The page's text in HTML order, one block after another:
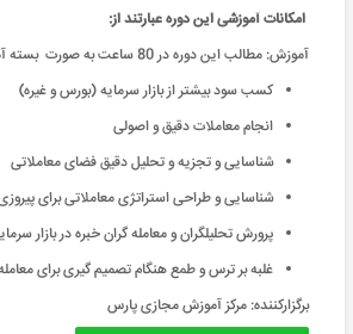
امکانات آموزشی این دوره عبارتند از:
آموزش: مطالب این دوره در 80 ساعت به صورت بسته آموزشی ارائه می گردد
کسب سود بیشتر از بازار سرمایه (بورس و غیره)
انجام معاملات دقیق و اصولی
شناسایی و تجزیه و تحلیل دقیق فضای معاملاتی
شناسایی و طراحی استراتژی معاملاتی برای پیروزی
پرورش تحلیلگران و معامله گران خبره در بازار
غلبه بر ترس و طمع هنگام تصمیم گیری برای
برگزارکننده: مرکز آموزش مجازی پارس